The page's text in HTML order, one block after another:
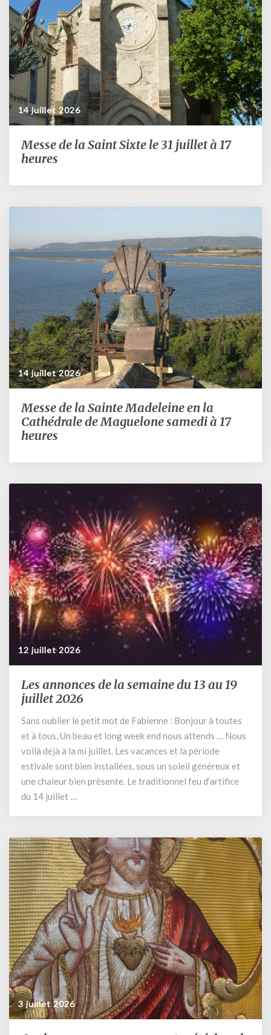
9h30
14 juillet 2026
Messe
de
Saint
le
à
17
Messe de la Saint Sixte le 31 juillet à 17
heures
14 juillet 2026
Messe
de
la
Madeleine
la
Cathédrale
de
Maguelone
samedi
à
17
heures
Messe de la Sainte Madeleine en la
Cathédrale de Maguelone samedi à 17
heures
12 juillet 2026
Les
annonces
la
semaine
du
13
juillet
2026
Les annonces de la semaine du 13 au 19
juillet 2026
Sans oublier le petit mot de Fabienne : Bonjour à toutes
et à tous, Un beau et long week end nous attends … Nous
voilà déjà à la mi juillet. Les vacances et la période
estivale sont bien installées, sous un soleil généreux et
une chaleur bien présente. Le traditionnel feu d’artifice
du 14 juillet …
3 juillet 2026